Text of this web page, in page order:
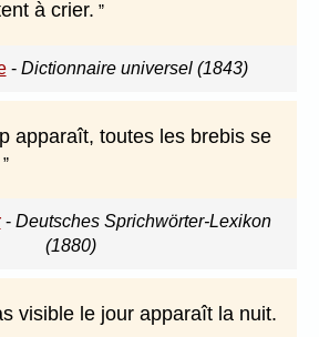
à crier.
- Dictionnaire universel (1843)
apparaît, toutes les brebis se
- Deutsches Sprichwörter-Lexikon
(1880)
visible le jour apparaît la nuit.